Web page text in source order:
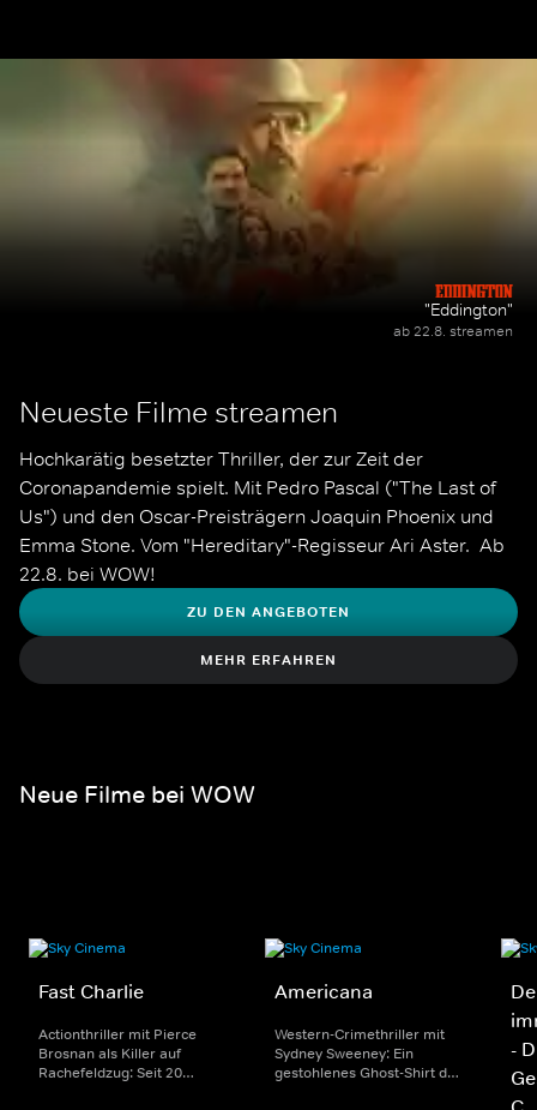
erbitterter Kampf um die
diese sich in den neu
auftretenden Drachentöter
Siegfried verliebt.
Neueste Filme streamen
Hochkarätig besetzter Thriller, der zur Zeit der
Coronapandemie spielt. Mit Pedro Pascal ("The Last of
Us") und den Oscar-Preisträgern Joaquin Phoenix und
Emma Stone. Vom "Hereditary"-Regisseur Ari Aster.  Ab
22.8. bei WOW!
ZU DEN ANGEBOTEN
MEHR ERFAHREN
"Eddington"
ab 22.8. streamen
Neue Filme bei WOW
Fast Charlie
Actionthriller mit Pierce
Brosnan als Killer auf
Rachefeldzug: Seit 20
Americana
Western-Crimethriller mit
Sydney Sweeney: Ein
gestohlenes Ghost-Shirt der
-